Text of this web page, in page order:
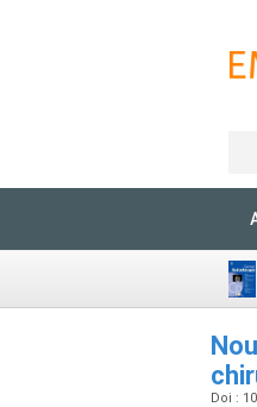
Doi :